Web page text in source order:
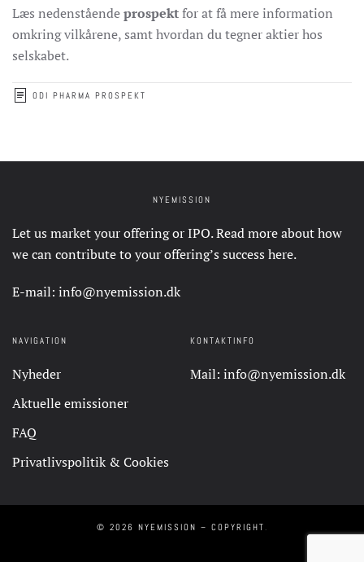
Læs nedenståendeprospektfor at få mere information
omkring vilkårene, samt hvordan du tegner aktier hos
selskabet.
ODI PHARMA PROSPEKT
NYEMISSION
Let us market your offering or IPO. Read more about how
we can contribute to your offering’s success here.
E-mail: info@nyemission.dk
NAVIGATION
Nyheder
Aktuelle emissioner
FAQ
Privatlivspolitik & Cookies
KONTAKTINFO
Mail: info@nyemission.dk
© 2026 NYEMISSION – COPYRIGHT .